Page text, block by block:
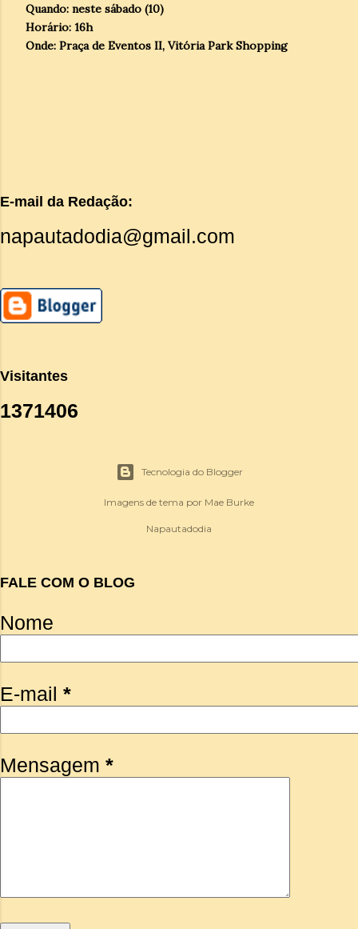
Quando: neste sábado (10)
Horário: 16h
Onde: Praça de Eventos II, Vitória Park Shopping
E-mail da Redação:
napautadodia@gmail.com
Visitantes
1371406
Tecnologia do Blogger
Imagens de tema por Mae Burke
Napautadodia
FALE COM O BLOG
Nome
E-mail *
Mensagem *